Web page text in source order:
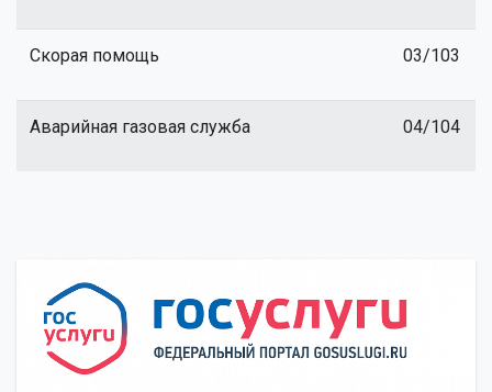
Скорая помощь 03/103
Аварийная газовая служба 04/104